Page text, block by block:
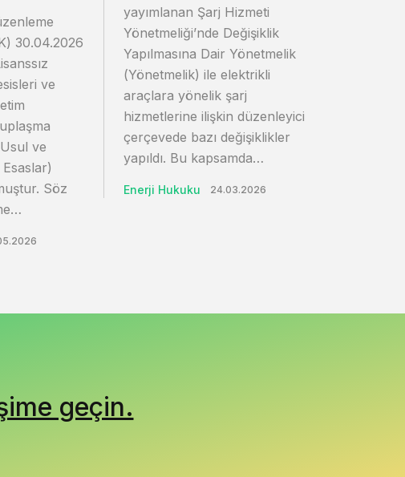
30.04.2026
ve
ve
Söz
yayımlanan Şarj Hizmeti
Yönetmeliği’nde Değişiklik
Yapılmasına Dair Yönetmelik
(Yönetmelik) ile elektrikli
araçlara yönelik şarj
hizmetlerine ilişkin düzenleyici
çerçevede bazı değişiklikler
yapıldı. Bu kapsamda…
Enerji Hukuku 24.03.2026
geçin.